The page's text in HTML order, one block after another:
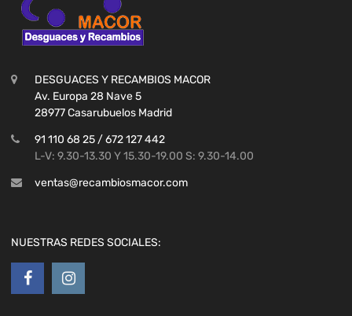
DESGUACES Y RECAMBIOS MACOR
Av. Europa 28 Nave 5
28977 Casarubuelos Madrid
91 110 68 25 / 672 127 442
L-V: 9.30-13.30 Y 15.30-19.00 S: 9.30-14.00
ventas@recambiosmacor.com
NUESTRAS REDES SOCIALES: